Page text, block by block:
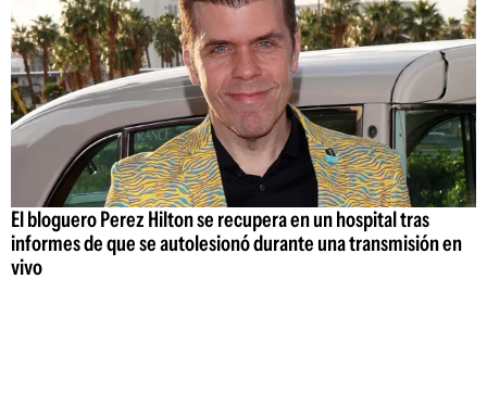
El bloguero Perez Hilton se recupera en un hospital tras
informes de que se autolesionó durante una transmisión en
vivo